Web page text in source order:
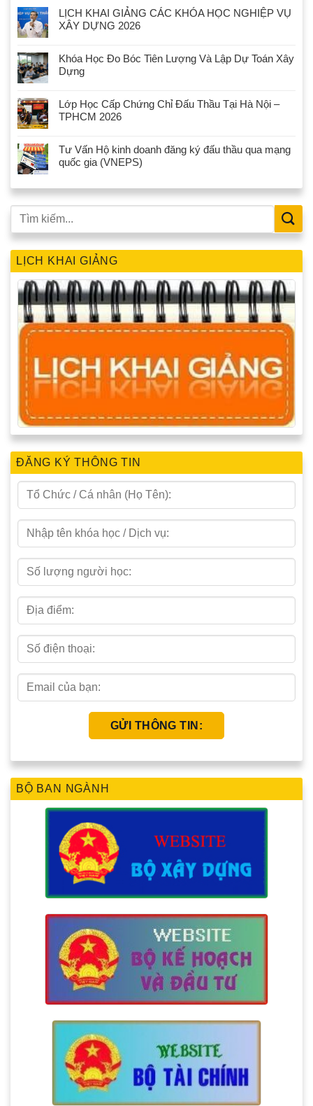
LỊCH KHAI GIẢNG CÁC KHÓA HỌC NGHIỆP VỤ
XÂY DỰNG 2026
Khóa Học Đo Bóc Tiên Lượng Và Lập Dự Toán Xây
Dựng
Lớp Học Cấp Chứng Chỉ Đấu Thầu Tại Hà Nội –
TPHCM 2026
Tư Vấn Hộ kinh doanh đăng ký đấu thầu qua mạng
quốc gia (VNEPS)
LỊCH KHAI GIẢNG
ĐĂNG KÝ THÔNG TIN
BỘ BAN NGÀNH